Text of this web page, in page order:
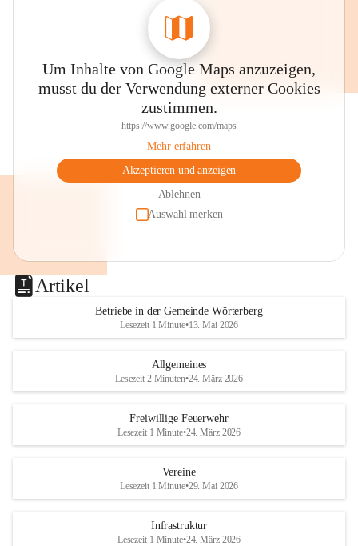
Um Inhalte von Google Maps anzuzeigen,
musst du der Verwendung externer Cookies
zustimmen.
https://www.google.com/maps
Mehr erfahren
Akzeptieren und anzeigen
Ablehnen
Auswahl merken
Artikel
Betriebe in der Gemeinde Wörterberg
Lesezeit 1 Minute•13. Mai 2026
Allgemeines
Lesezeit 2 Minuten•24. März 2026
Freiwillige Feuerwehr
Lesezeit 1 Minute•24. März 2026
Vereine
Lesezeit 1 Minute•29. Mai 2026
Infrastruktur
Lesezeit 1 Minute•24. März 2026